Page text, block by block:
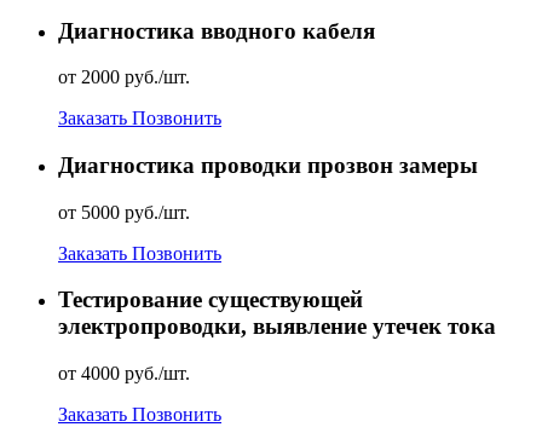
Диагностика вводного кабеля
от 2000 руб./шт.
Заказать Позвонить
Диагностика проводки прозвон замеры
от 5000 руб./шт.
Заказать Позвонить
Тестирование существующей
электропроводки, выявление утечек тока
от 4000 руб./шт.
Заказать Позвонить